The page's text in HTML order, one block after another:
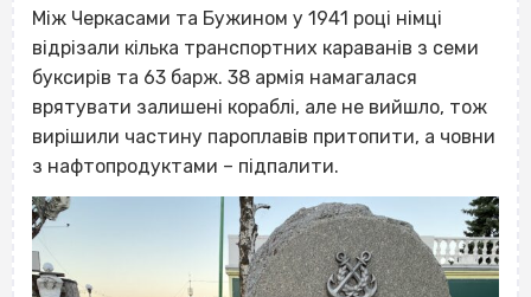
Між Черкасами та Бужином у 1941 році німці
відрізали кілька транспортних караванів з семи
буксирів та 63 барж. 38 армія намагалася
врятувати залишені кораблі, але не вийшло, тож
вирішили частину пароплавів притопити, а човни
з нафтопродуктами – підпалити.